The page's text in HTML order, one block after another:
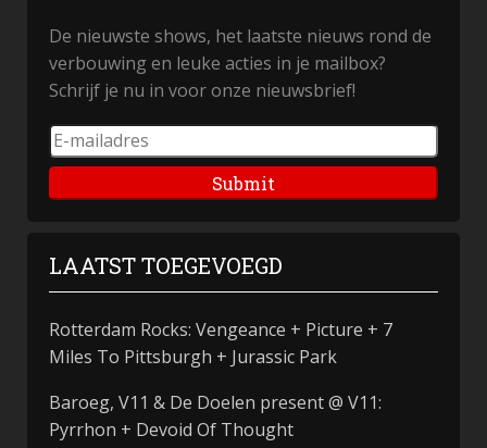
De nieuwste shows, het laatste nieuws rond de
verbouwing en leuke acties in je mailbox?
Schrijf je nu in voor onze nieuwsbrief!
Submit
LAATST TOEGEVOEGD
Rotterdam Rocks: Vengeance + Picture + 7
Miles To Pittsburgh + Jurassic Park
Baroeg, V11 & De Doelen present @ V11:
Pyrrhon + Devoid Of Thought